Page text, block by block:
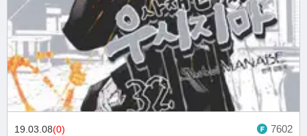
19.03.08(0) 7602